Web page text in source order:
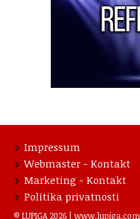
Impressum
Webmaster - Kontakt
Marketing - Kontakt
Politika privatnosti
© LUPIGA 2026 | www.lupiga.com